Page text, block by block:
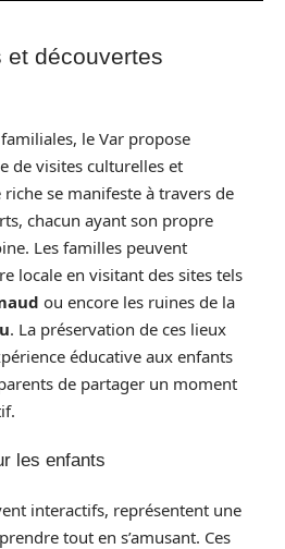
découvertes
le Var propose
de visites culturelles et
se manifeste à travers de
chacun ayant son propre
Les familles peuvent
locale en visitant des sites tels
ou encore les ruines de la
. La préservation de ces lieux
éducative aux enfants
de partager un moment
les enfants
interactifs, représentent une
tout en s’amusant. Ces